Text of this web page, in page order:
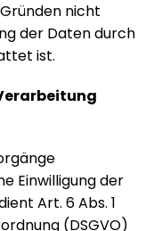
nicht
der Daten durch
ist.
Einwilligung der
Art. 6 Abs. 1
(DSGVO)